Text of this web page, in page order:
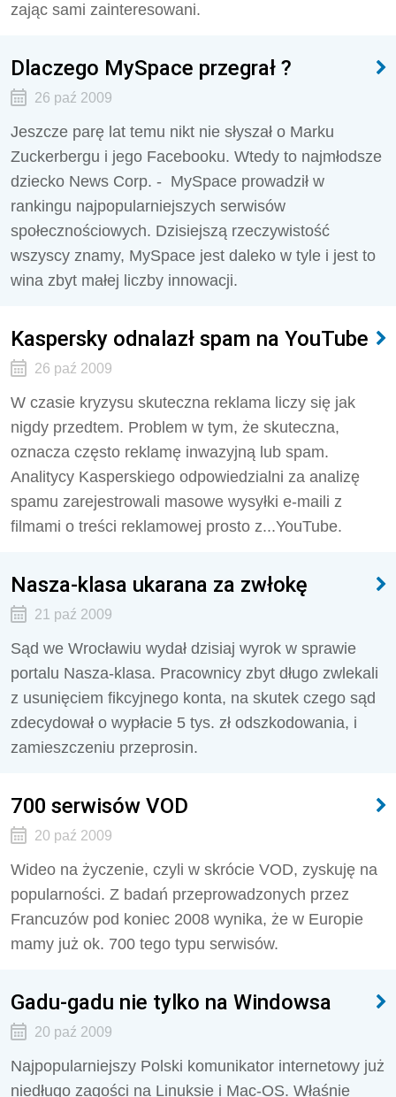
zając sami zainteresowani.
Dlaczego MySpace przegrał ?
26 paź 2009
Jeszcze parę lat temu nikt nie słyszał o Marku
Zuckerbergu i jego Facebooku. Wtedy to najmłodsze
dziecko News Corp. - MySpace prowadził w
rankingu najpopularniejszych serwisów
społecznościowych. Dzisiejszą rzeczywistość
wszyscy znamy, MySpace jest daleko w tyle i jest to
wina zbyt małej liczby innowacji.
Kaspersky odnalazł spam na YouTube
26 paź 2009
W czasie kryzysu skuteczna reklama liczy się jak
nigdy przedtem. Problem w tym, że skuteczna,
oznacza często reklamę inwazyjną lub spam.
Analitycy Kasperskiego odpowiedzialni za analizę
spamu zarejestrowali masowe wysyłki e-maili z
filmami o treści reklamowej prosto z...YouTube.
Nasza-klasa ukarana za zwłokę
21 paź 2009
Sąd we Wrocławiu wydał dzisiaj wyrok w sprawie
portalu Nasza-klasa. Pracownicy zbyt długo zwlekali
z usunięciem fikcyjnego konta, na skutek czego sąd
zdecydował o wypłacie 5 tys. zł odszkodowania, i
zamieszczeniu przeprosin.
700 serwisów VOD
20 paź 2009
Wideo na życzenie, czyli w skrócie VOD, zyskuję na
popularności. Z badań przeprowadzonych przez
Francuzów pod koniec 2008 wynika, że w Europie
mamy już ok. 700 tego typu serwisów.
Gadu-gadu nie tylko na Windowsa
20 paź 2009
Najpopularniejszy Polski komunikator internetowy już
niedługo zagości na Linuksie i Mac-OS. Właśnie